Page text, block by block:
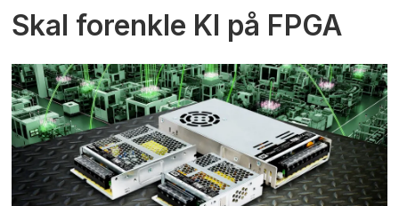
Skal forenkle KI på FPGA